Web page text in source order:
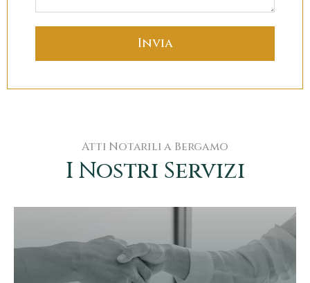
Atti Notarili a Bergamo
I Nostri Servizi